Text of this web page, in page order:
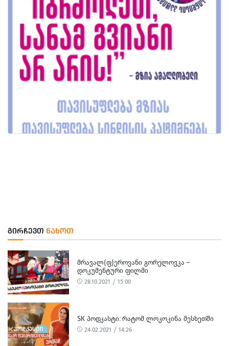
ᲒᲘᲠᲩᲔᲕᲗ ᲜᲐᲮᲝᲗ
ᲛᲠᲐᲕᲐᲚ(Ფ)ᲔᲠᲝᲕᲐᲜᲘ ᲒᲝᲠᲔᲚᲝᲕᲙᲐ –
ᲓᲝᲙᲣᲛᲔᲜᲢᲣᲠᲘ ᲤᲘᲚᲛᲘ
28.10.2021 / 15:00
SK ᲞᲝᲓᲙᲐᲡᲢᲘ: ᲠᲐᲢᲝᲛ ᲚᲝᲙᲝᲙᲘᲜᲐ ᲛᲔᲡᲮᲔᲗᲨᲘ
24.02.2021 / 14:26